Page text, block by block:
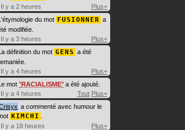
Il y a 2 heures
Plus+
du mot FUSIONNER a
modifiée.
Il y a 3 heures
Plus+
définition du mot GENS a été
Il y a 4 heures
Plus+
mot RACIALISME a été ajouté.
Il y a 4 heures
Tout Plus+
a commenté avec humour le
KIMCHI
Il y a 18 heures
Plus+